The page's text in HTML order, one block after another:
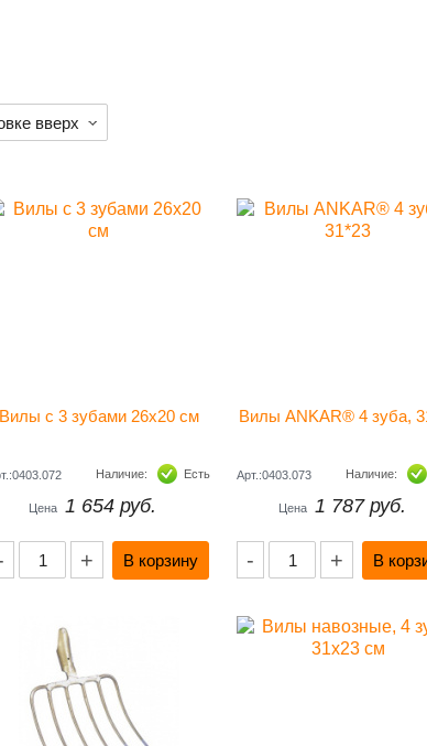
вверх
Вилы с 3 зубами 26х20 см
Наличие: Есть
Цена 1 654 руб.
+
Вилы ANKAR® 4 зуба,
Арт.:0403.073 Наличие:
Цена 1 787 руб.
- +